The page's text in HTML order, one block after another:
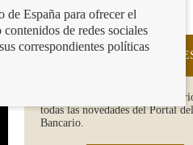
SUSCRIPCIÓN A
Recibe en tu email de forma
todas las novedades del Portal
Bancario.
de España para ofrecer el
de redes sociales
correspondientes políticas